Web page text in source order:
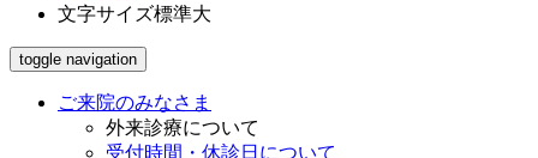
文字サイズ標準大
toggle navigation
ご来院のみなさま
外来診療について
受付時間・休診日について